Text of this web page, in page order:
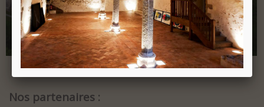
Nos partenaires :